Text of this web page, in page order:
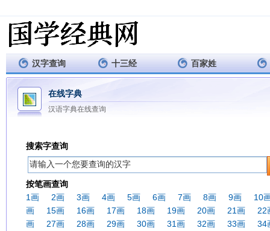
汉字查询 十三经 百家姓
在线字典
汉语字典在线查询
搜索字查询
按笔画查询
1画
2画 3画 4画 5画 6画 7画 8画 9画
10
画
15画 16画 17画 18画 19画 20画 21画
22
画
27画 28画 29画 30画 31画 32画 33画
34